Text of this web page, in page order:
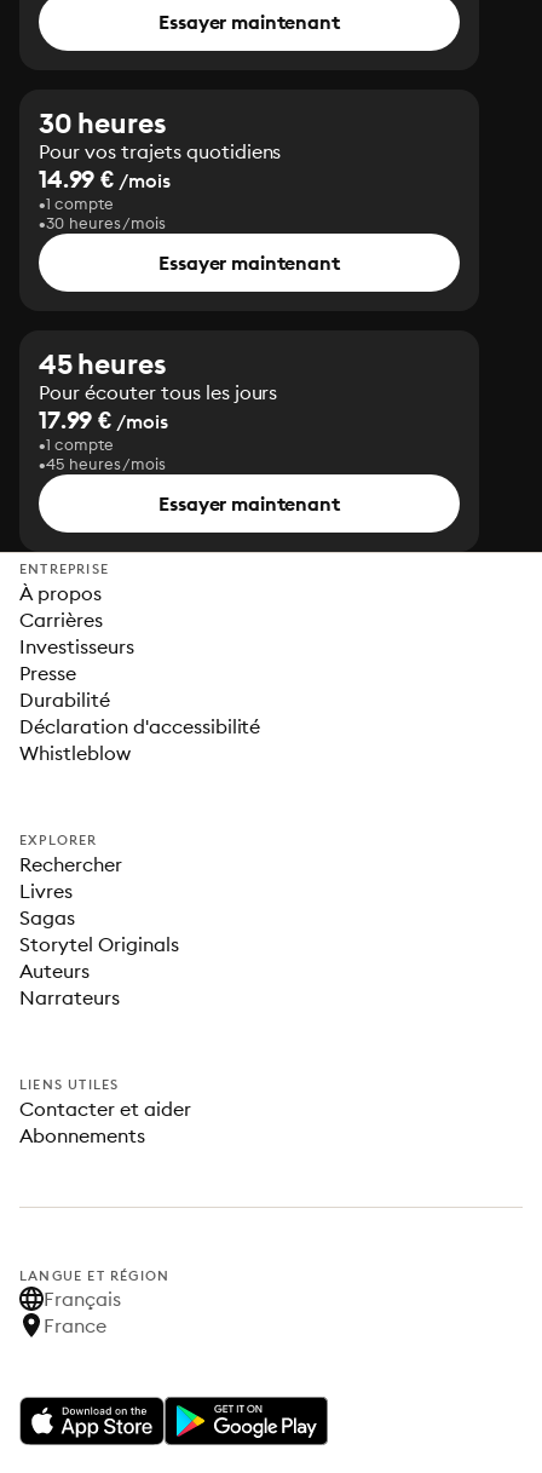
Essayer maintenant
30 heures
Pour vos trajets quotidiens
14.99 € /mois
1 compte
30 heures/mois
Essayer maintenant
45 heures
Pour écouter tous les jours
17.99 € /mois
1 compte
45 heures/mois
Essayer maintenant
ENTREPRISE
À propos
Carrières
Investisseurs
Presse
Durabilité
Déclaration d'accessibilité
Whistleblow
EXPLORER
Rechercher
Livres
Sagas
Storytel Originals
Auteurs
Narrateurs
LIENS UTILES
Contacter et aider
Abonnements
LANGUE ET RÉGION
Français
France